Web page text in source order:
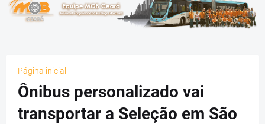
Página inicial
Ônibus personalizado vai
transportar a Seleção em São